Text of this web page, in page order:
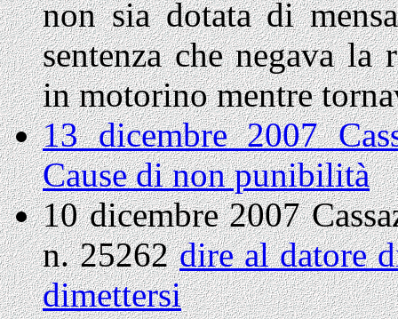
non sia dotata di
sentenza che negava
in motorino mentre
13 dicembre 2007
Cause di non punibilità
10 dicembre 2007
n. 25262dire al datore
dimettersi